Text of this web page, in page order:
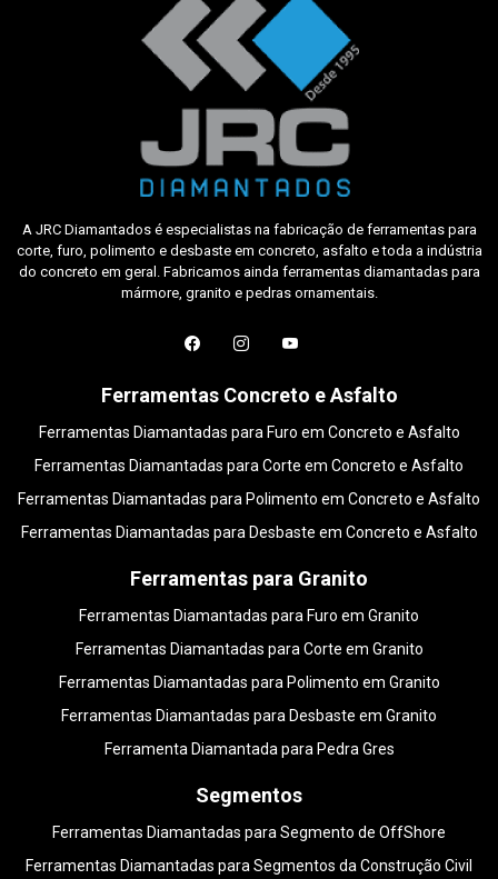
A JRC Diamantados é especialistas na fabricação de ferramentas para
corte, furo, polimento e desbaste em concreto, asfalto e toda a indústria
do concreto em geral. Fabricamos ainda ferramentas diamantadas para
mármore, granito e pedras ornamentais.
Ferramentas Concreto e Asfalto
Ferramentas Diamantadas para Furo em Concreto e Asfalto
Ferramentas Diamantadas para Corte em Concreto e Asfalto
Ferramentas Diamantadas para Polimento em Concreto e Asfalto
Ferramentas Diamantadas para Desbaste em Concreto e Asfalto
Ferramentas para Granito
Ferramentas Diamantadas para Furo em Granito
Ferramentas Diamantadas para Corte em Granito
Ferramentas Diamantadas para Polimento em Granito
Ferramentas Diamantadas para Desbaste em Granito
Ferramenta Diamantada para Pedra Gres
Segmentos
Ferramentas Diamantadas para Segmento de OffShore
Ferramentas Diamantadas para Segmentos da Construção Civil